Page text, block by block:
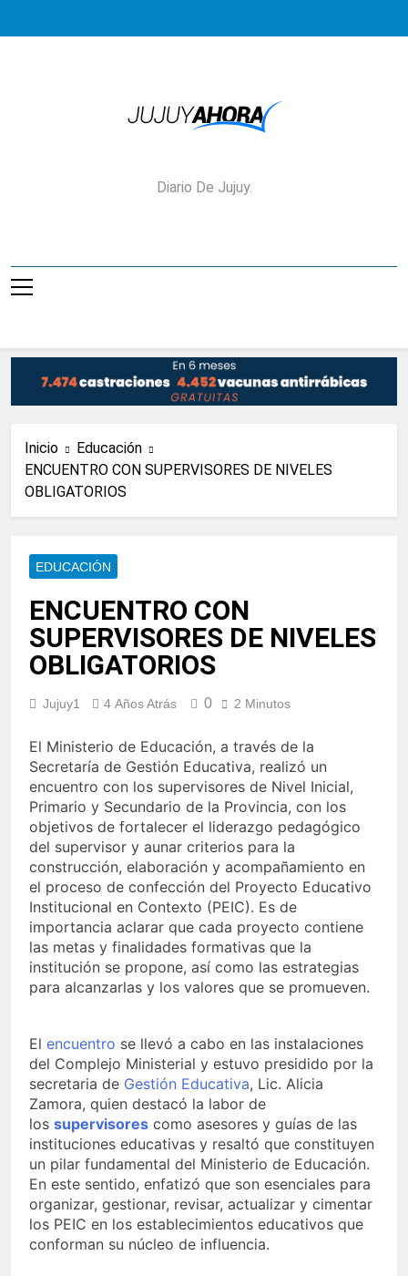
Jujuy Ahora!
Diario De Jujuy.
Inicio
Educación
ENCUENTRO CON SUPERVISORES DE NIVELES
OBLIGATORIOS
EDUCACIÓN
ENCUENTRO CON
SUPERVISORES DE NIVELES
OBLIGATORIOS
Jujuy1 4 Años Atrás 0 2 Minutos
El Ministerio de Educación, a través de la
Secretaría de Gestión Educativa, realizó un
encuentro con los supervisores de Nivel Inicial,
Primario y Secundario de la Provincia, con los
objetivos de fortalecer el liderazgo pedagógico
del supervisor y aunar criterios para la
construcción, elaboración y acompañamiento en
el proceso de confección del Proyecto Educativo
Institucional en Contexto (PEIC). Es de
importancia aclarar que cada proyecto contiene
las metas y finalidades formativas que la
institución se propone, así como las estrategias
para alcanzarlas y los valores que se promueven.
El encuentro se llevó a cabo en las instalaciones
del Complejo Ministerial y estuvo presidido por la
secretaria de Gestión Educativa, Lic. Alicia
Zamora, quien destacó la labor de
los supervisores como asesores y guías de las
instituciones educativas y resaltó que constituyen
un pilar fundamental del Ministerio de Educación.
En este sentido, enfatizó que son esenciales para
organizar, gestionar, revisar, actualizar y cimentar
los PEIC en los establecimientos educativos que
conforman su núcleo de influencia.